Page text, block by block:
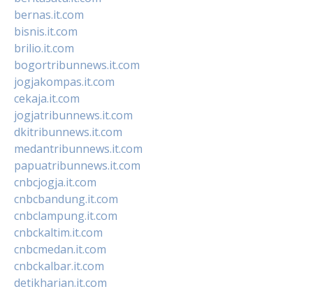
bernas.it.com
bisnis.it.com
brilio.it.com
bogortribunnews.it.com
jogjakompas.it.com
cekaja.it.com
jogjatribunnews.it.com
dkitribunnews.it.com
medantribunnews.it.com
papuatribunnews.it.com
cnbcjogja.it.com
cnbcbandung.it.com
cnbclampung.it.com
cnbckaltim.it.com
cnbcmedan.it.com
cnbckalbar.it.com
detikharian.it.com